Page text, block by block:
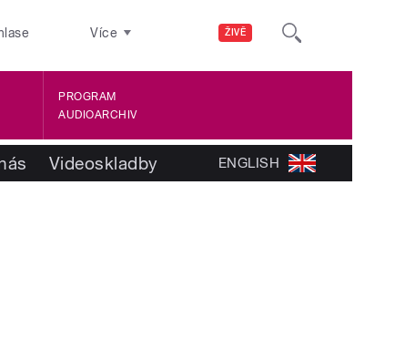
ŽIVĚ
Více
PROGRAM
AUDIOARCHIV
Videoskladby ENGLISH